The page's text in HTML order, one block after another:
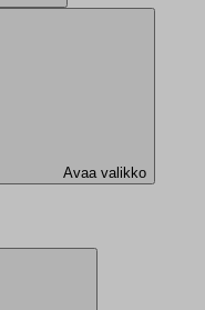
Avaa valikko